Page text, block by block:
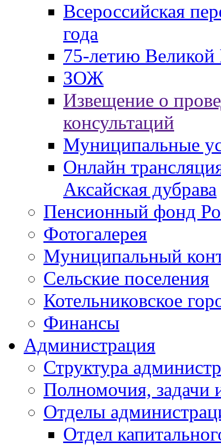
Всероссийская
года
75-летию
ЗОЖ
Извещение о
консультаций
Муниципальные
Онлайн
Аксайская дубрава
Пенсионный фонд
Фотогалерея
Муниципальный
Сельские поселения
Котельниковское
Финансы
Администрация
Структура
Полномочия, задачи
Отделы
Отдел